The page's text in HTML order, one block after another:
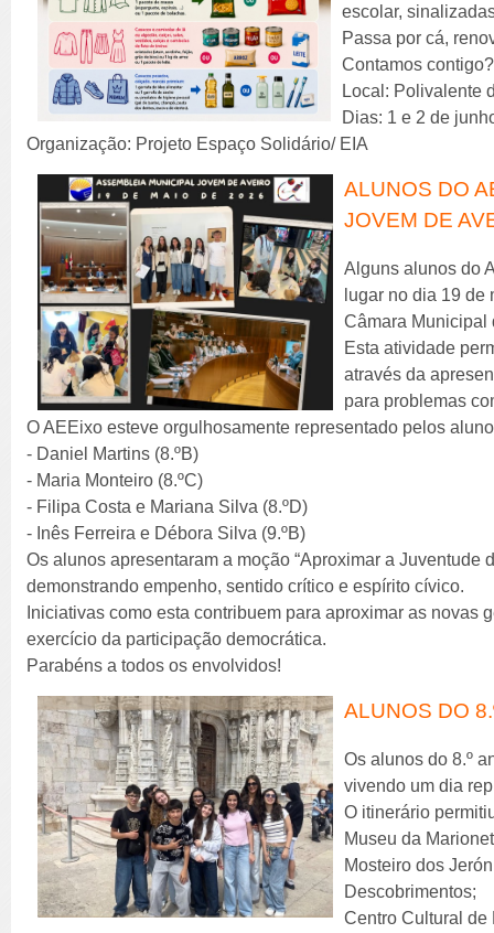
escolar,
Passa por cá,
Contamos
Local: Polivalente
Dias: 1 e 2 de
Organização: Projeto Espaço Solidário/ EIA
ALUNOS DO
JOVEM DE
Alguns alunos do
lugar no dia 19
Câmara Municipal
Esta atividade
através da
para problemas
O AEEixo esteve orgulhosamente representado pelos
- Daniel Martins (8.ºB)
- Maria Monteiro (8.ºC)
- Filipa Costa e Mariana Silva (8.ºD)
- Inês Ferreira e Débora Silva (9.ºB)
Os alunos apresentaram a moção “Aproximar a
demonstrando empenho, sentido crítico e espírito cívico.
Iniciativas como esta contribuem para aproximar as
exercício da participação democrática.
Parabéns a todos os envolvidos!
ALUNOS DO
Os alunos do 8.º
vivendo um dia
O itinerário
Museu da
Mosteiro dos
Descobrimentos;
Centro Cultural de